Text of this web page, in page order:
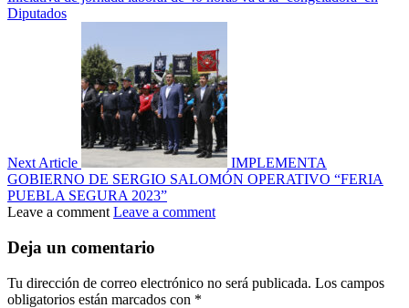
Diputados
Next Article
IMPLEMENTA
GOBIERNO DE SERGIO SALOMÓN OPERATIVO “FERIA
PUEBLA SEGURA 2023”
Leave a comment Leave a comment
Deja un comentario
Tu dirección de correo electrónico no será publicada. Los campos
obligatorios están marcados con *